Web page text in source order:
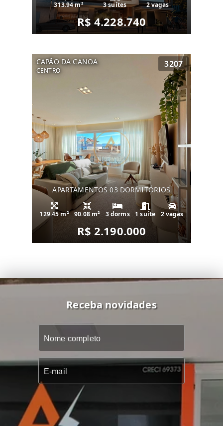
313.94 m² 3 suítes 2 vagas
R$ 4.228.740
CAPÃO DA CANOA
CENTRO
3207
APARTAMENTOS 03 DORMITÓRIOS
129.45 m² 90.08 m² 3 dorms 1 suíte 2 vagas
R$ 2.190.000
Receba novidades